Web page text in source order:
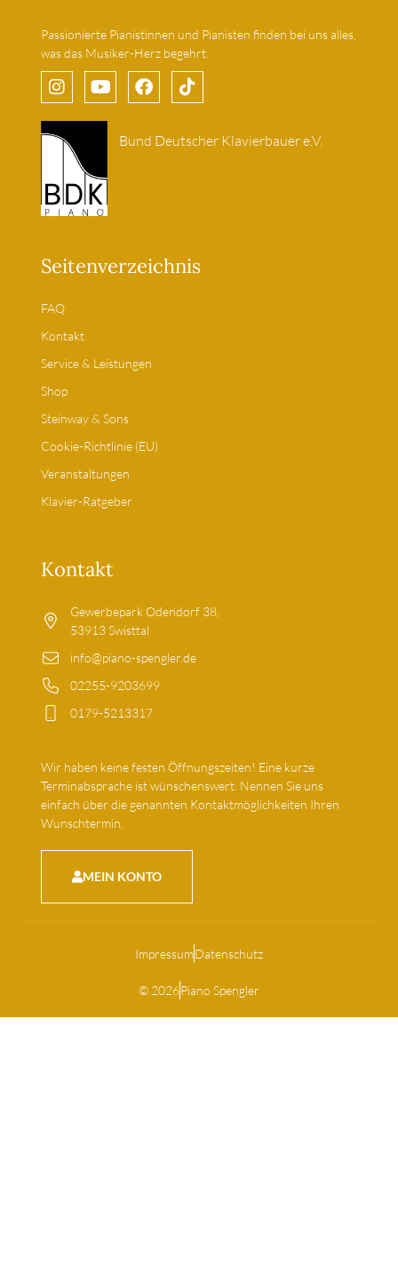
Passionierte Pianistinnen und Pianisten finden bei uns alles,
was das Musiker-Herz begehrt.
Bund Deutscher Klavierbauer e.V.
Seitenverzeichnis
FAQ
Kontakt
Service & Leistungen
Shop
Steinway & Sons
Cookie-Richtlinie (EU)
Veranstaltungen
Klavier-Ratgeber
Kontakt
Gewerbepark Odendorf 38,
53913 Swisttal
info@piano-spengler.de
02255-9203699
0179-5213317
Wir haben keine festen Öffnungszeiten! Eine kurze
Terminabsprache ist wünschenswert. Nennen Sie uns
einfach über die genannten Kontaktmöglichkeiten Ihren
Wunschtermin.
MEIN KONTO
ImpressumDatenschutz
© 2026Piano Spengler